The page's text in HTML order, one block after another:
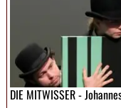
DIE MITWISSER -